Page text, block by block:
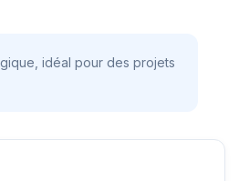
idéal pour des projets